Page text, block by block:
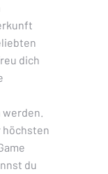
dich
höchsten
du